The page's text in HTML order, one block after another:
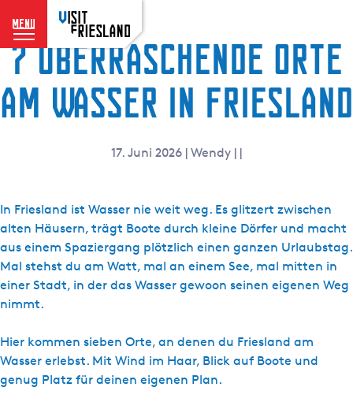
menu
G
e
n
u
r
H
o
m
a
g
e
7 überraschende Orte
am Wasser in Friesland
17. Juni 2026 | Wendy | |
In Friesland ist Wasser nie weit weg. Es glitzert zwischen
alten Häusern, trägt Boote durch kleine Dörfer und macht
aus einem Spaziergang plötzlich einen ganzen Urlaubstag.
Mal stehst du am Watt, mal an einem See, mal mitten in
einer Stadt, in der das Wasser gewoon seinen eigenen Weg
nimmt.
Hier kommen sieben Orte, an denen du Friesland am
Wasser erlebst. Mit Wind im Haar, Blick auf Boote und
genug Platz für deinen eigenen Plan.